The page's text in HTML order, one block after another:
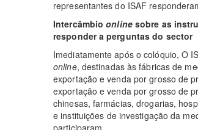
representantes do ISAF
Intercâmbioonlinesobre as
responder a perguntas do sector
Imediatamente após o colóquio, O
online, destinadas às fábricas de
exportação e venda por grosso de
exportação e venda por grosso de
chinesas, farmácias, drogarias,
e instituições de investigação da